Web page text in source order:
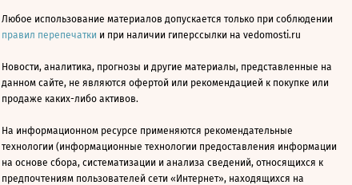
Любое использование материалов допускается только при соблюдении
правил перепечатки и при наличии гиперссылки на vedomosti.ru
Новости, аналитика, прогнозы и другие материалы, представленные на
данном сайте, не являются офертой или рекомендацией к покупке или
продаже каких-либо активов.
На информационном ресурсе применяются рекомендательные
технологии (информационные технологии предоставления информации
на основе сбора, систематизации и анализа сведений, относящихся к
предпочтениям пользователей сети «Интернет», находящихся на